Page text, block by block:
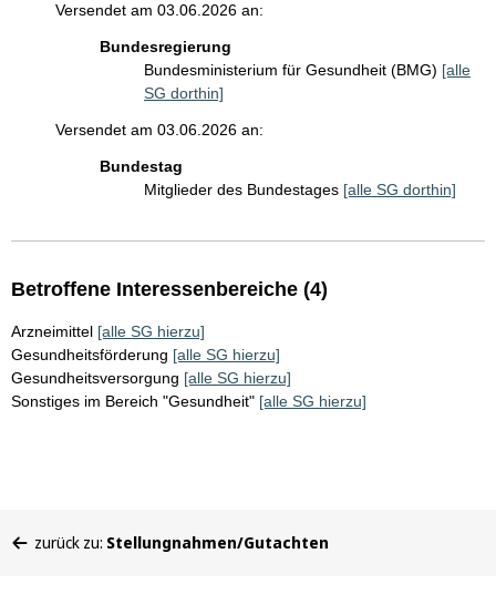
Versendet am 03.06.2026 an:
Bundesregierung
Bundesministerium für Gesundheit (BMG) [alle
SG dorthin]
Versendet am 03.06.2026 an:
Bundestag
Mitglieder des Bundestages [alle SG dorthin]
Betroffene Interessenbereiche (4)
Arzneimittel [alle SG hierzu]
Gesundheitsförderung [alle SG hierzu]
Gesundheitsversorgung [alle SG hierzu]
Sonstiges im Bereich "Gesundheit" [alle SG hierzu]
befinden
zurück zu: Stellungnahmen/Gutachten